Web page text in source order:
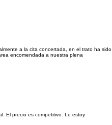
a la cita concertada, en el trato ha sido
encomendada a nuestra plena
El precio es competitivo. Le estoy